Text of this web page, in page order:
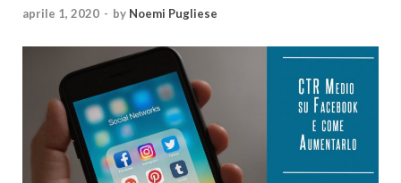
aprile 1, 2020 - by Noemi Pugliese